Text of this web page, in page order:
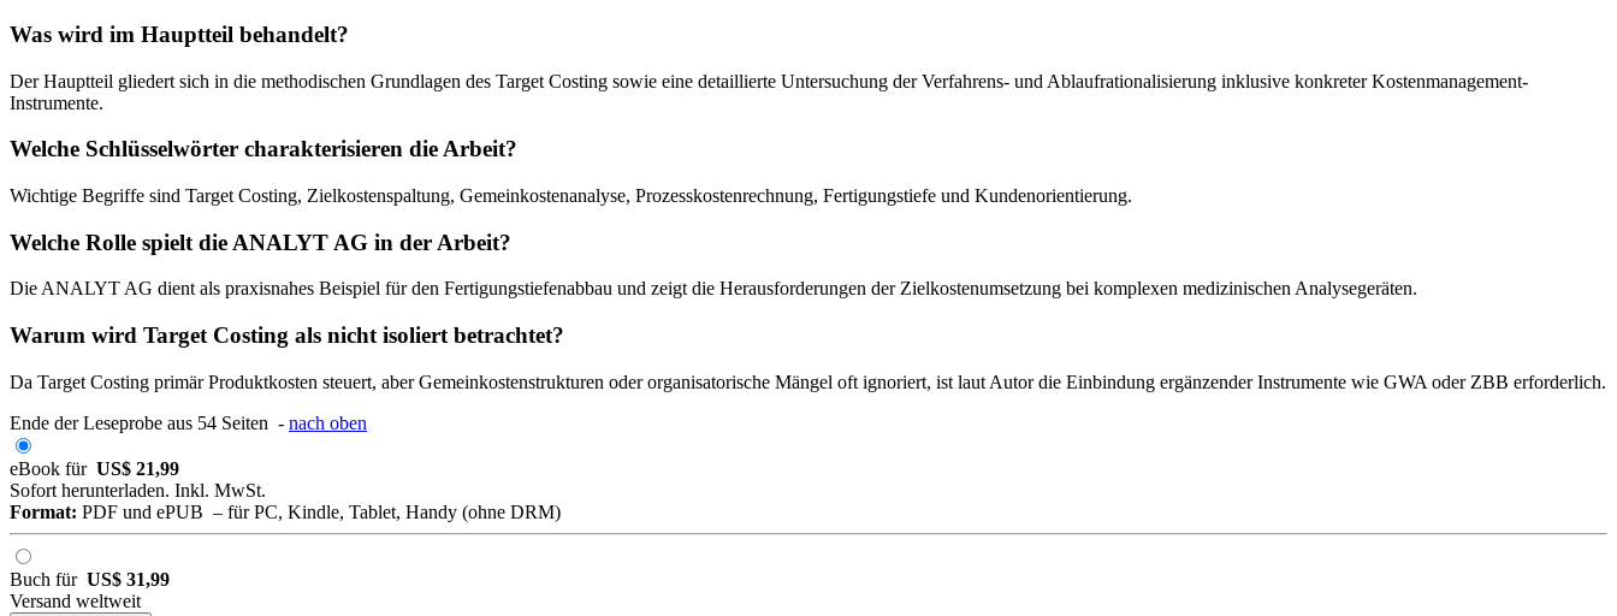
Was wird im Hauptteil behandelt?
Der Hauptteil gliedert sich in die methodischen Grundlagen des Target Costing sowie eine detaillierte Untersuchung der Verfahrens- und Ablaufrationalisierung inklusive konkreter Kostenmanagement-
Instrumente.
Welche Schlüsselwörter charakterisieren die Arbeit?
Wichtige Begriffe sind Target Costing, Zielkostenspaltung, Gemeinkostenanalyse, Prozesskostenrechnung, Fertigungstiefe und Kundenorientierung.
Welche Rolle spielt die ANALYT AG in der Arbeit?
Die ANALYT AG dient als praxisnahes Beispiel für den Fertigungstiefenabbau und zeigt die Herausforderungen der Zielkostenumsetzung bei komplexen medizinischen Analysegeräten.
Warum wird Target Costing als nicht isoliert betrachtet?
Da Target Costing primär Produktkosten steuert, aber Gemeinkostenstrukturen oder organisatorische Mängel oft ignoriert, ist laut Autor die Einbindung ergänzender Instrumente wie GWA oder ZBB erforderlich.
Ende der Leseprobe aus 54 Seiten - nach oben
eBook für US$ 21,99
Sofort herunterladen. Inkl. MwSt.
Format: PDF und ePUB – für PC, Kindle, Tablet, Handy (ohne DRM)
Buch für US$ 31,99
Versand weltweit